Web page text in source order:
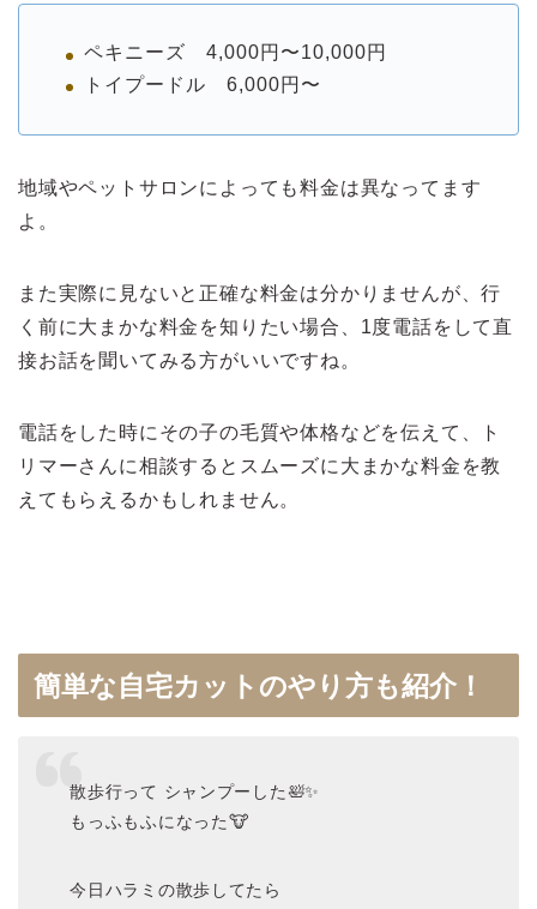
ペキニーズ 4,000円〜10,000円
トイプードル 6,000円〜
地域やペットサロンによっても料金は異なってます
よ。
また実際に見ないと正確な料金は分かりませんが、行
く前に大まかな料金を知りたい場合、1度電話をして直
接お話を聞いてみる方がいいですね。
電話をした時にその子の毛質や体格などを伝えて、ト
リマーさんに相談するとスムーズに大まかな料金を教
えてもらえるかもしれません。
簡単な自宅カットのやり方も紹介！
散歩行って シャンプーした🛀✨
もっふもふになった🐮
今日ハラミの散歩してたら